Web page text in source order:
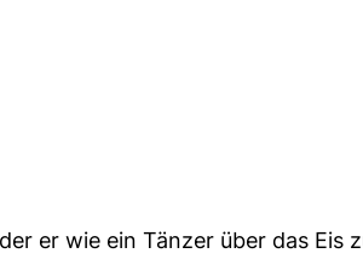
er wie ein Tänzer über das Eis